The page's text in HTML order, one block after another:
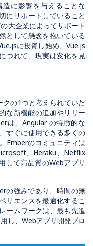
造に影響を与えることな
にサポートしていること
大企業によってサポート
として懸念を抱いている
に投資し始め、Vue.js
つれて、現実は変化を見
クの1つと考えられていた
な新機能の追加やリリー
は、Angular の特徴的な
すぐに使用できる多くの
Emberのコミュニティは
、Heraku、Netflix
して高品質のWebアプリ
の強みであり、時間の無
リエンスを最適化するこ
ームワークは、最も先進
し、Webアプリ開発プロ